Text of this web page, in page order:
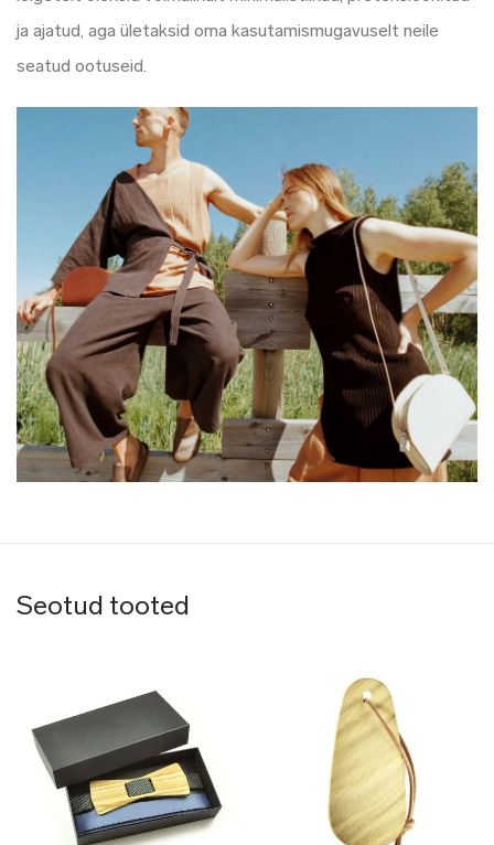
ja ajatud, aga ületaksid oma kasutamismugavuselt neile
seatud ootuseid.
Seotud tooted